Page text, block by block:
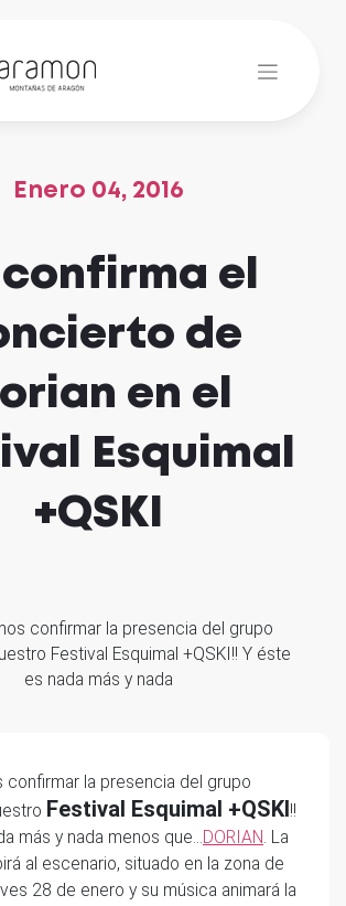
Enero 04, 2016
confirma el
de
en el
Esquimal
+QSKI
confirmar la presencia del grupo
Festival Esquimal +QSKI!! Y éste
es nada más y nada
confirmar la presencia del grupo
Festival Esquimal +QSKI!!
más y nada menos que…DORIAN. La
al escenario, situado en la zona de
28 de enero y su música animará la